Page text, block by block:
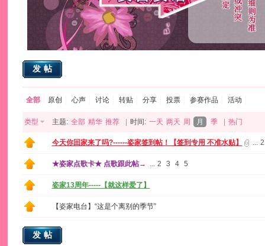
发帖
全部 原创 心声 讨论 转贴 分享 投票 参赛作品 活动
类型 主题: 全部 精华 推荐 时间: 一天 两天 周 月 季 热门
今天你回家来了吗?------姿家签到帖！【签到专用 不准水贴】 ... 2
★姿家点歌卡★ 点歌跟此帖→ ... 2 3 4 5
姿家13周年-----【就这样爱了】
【姿家电台】“这是个离别的季节”
发帖